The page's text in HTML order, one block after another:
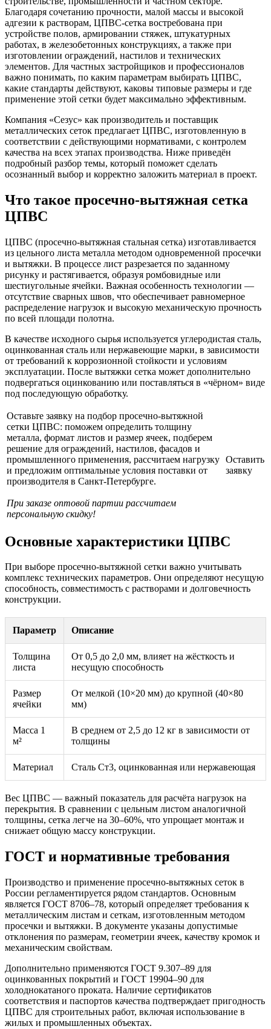
Благодаря сочетанию прочности, малой массы и высокой
адгезии к растворам, ЦПВС-сетка востребована при
устройстве полов, армировании стяжек, штукатурных
работах, в железобетонных конструкциях, а также при
изготовлении ограждений, настилов и технических
элементов. Для частных застройщиков и профессионалов
важно понимать, по каким параметрам выбирать ЦПВС,
какие стандарты действуют, каковы типовые размеры и где
применение этой сетки будет максимально эффективным.
Компания «Сезус» как производитель и поставщик
металлических сеток предлагает ЦПВС, изготовленную в
соответствии с действующими нормативами, с контролем
качества на всех этапах производства. Ниже приведён
подробный разбор темы, который поможет сделать
осознанный выбор и корректно заложить материал в проект.
Что такое просечно-вытяжная сетка
ЦПВС
ЦПВС (просечно-вытяжная стальная сетка) изготавливается
из цельного листа металла методом одновременной просечки
и вытяжки. В процессе лист разрезается по заданному
рисунку и растягивается, образуя ромбовидные или
шестиугольные ячейки. Важная особенность технологии —
отсутствие сварных швов, что обеспечивает равномерное
распределение нагрузок и высокую механическую прочность
по всей площади полотна.
В качестве исходного сырья используется углеродистая сталь,
оцинкованная сталь или нержавеющие марки, в зависимости
от требований к коррозионной стойкости и условиям
эксплуатации. После вытяжки сетка может дополнительно
подвергаться оцинкованию или поставляться в «чёрном» виде
под последующую обработку.
Оставьте заявку на подбор просечно-вытяжной
сетки ЦПВС: поможем определить толщину
металла, формат листов и размер ячеек, подберем
решение для ограждений, настилов, фасадов и
промышленного применения, рассчитаем нагрузку
и предложим оптимальные условия поставки от
производителя в Санкт-Петербурге.
При заказе оптовой партии рассчитаем
персональную скидку!
Оставить
заявку
Основные характеристики ЦПВС
При выборе просечно-вытяжной сетки важно учитывать
комплекс технических параметров. Они определяют несущую
способность, совместимость с растворами и долговечность
конструкции.
Параметр Описание
Толщина
листа
От 0,5 до 2,0 мм, влияет на жёсткость и
несущую способность
Размер
ячейки
От мелкой (10×20 мм) до крупной (40×80
мм)
Масса 1
м²
В среднем от 2,5 до 12 кг в зависимости от
толщины
Материал Сталь Ст3, оцинкованная или нержавеющая
Вес ЦПВС — важный показатель для расчёта нагрузок на
перекрытия. В сравнении с цельным листом аналогичной
толщины, сетка легче на 30–60%, что упрощает монтаж и
снижает общую массу конструкции.
ГОСТ и нормативные требования
Производство и применение просечно-вытяжных сеток в
России регламентируется рядом стандартов. Основным
является ГОСТ 8706–78, который определяет требования к
металлическим листам и сеткам, изготовленным методом
просечки и вытяжки. В документе указаны допустимые
отклонения по размерам, геометрии ячеек, качеству кромок и
механическим свойствам.
Дополнительно применяются ГОСТ 9.307–89 для
оцинкованных покрытий и ГОСТ 19904–90 для
холоднокатаного проката. Наличие сертификатов
соответствия и паспортов качества подтверждает пригодность
ЦПВС для строительных работ, включая использование в
жилых и промышленных объектах.